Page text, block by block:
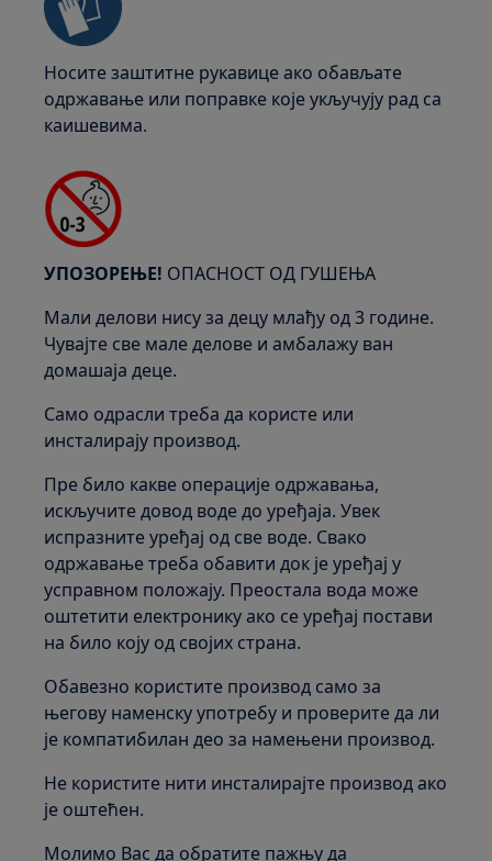
Носите заштитне рукавице ако обављате
одржавање или поправке које укључују рад са
каишевима.
УПОЗОРЕЊЕ! ОПАСНОСТ ОД ГУШЕЊА
Мали делови нису за децу млађу од 3 године.
Чувајте све мале делове и амбалажу ван
домашаја деце.
Само одрасли треба да користе или
инсталирају производ.
Пре било какве операције одржавања,
искључите довод воде до уређаја. Увек
испразните уређај од све воде. Свако
одржавање треба обавити док је уређај у
усправном положају. Преостала вода може
оштетити електронику ако се уређај постави
на било коју од својих страна.
Обавезно користите производ само за
његову наменску употребу и проверите да ли
је компатибилан део за намењени производ.
Не користите нити инсталирајте производ ако
је оштећен.
Молимо Вас да обратите пажњу да